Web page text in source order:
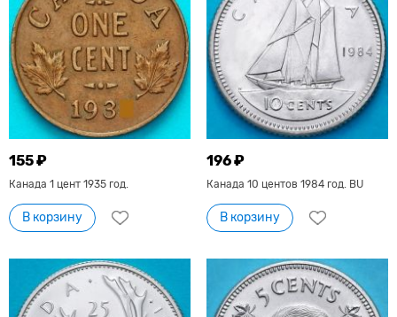
155 ₽
Канада 1 цент 1935 год.
В корзину
196 ₽
Канада 10 центов 1984 год. BU
В корзину